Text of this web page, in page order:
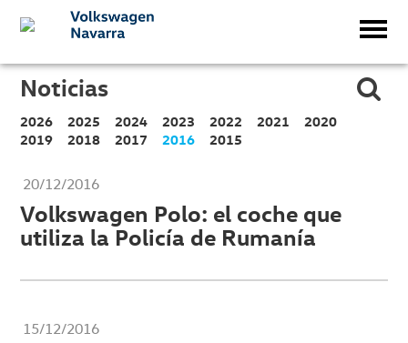
Noticias
2026 2025 2024 2023 2022 2021
2020
2019
2018 2017 2016 2015
20/12/2016
Volkswagen Polo: el coche que
utiliza la Policía de Rumanía
15/12/2016